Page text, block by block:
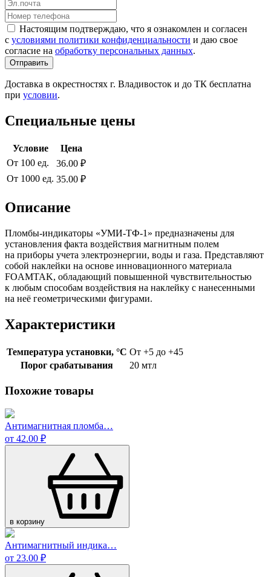
Настоящим подтверждаю, что я ознакомлен и согласен
с условиями политики конфиденциальности и даю свое
согласие на обработку персональных данных.
Отправить
Доставка в окрестностях г. Владивосток и до ТК бесплатна
при условии.
Специальные цены
Условие
Цена
От 100 ед.
36.00 ₽
От 1000 ед. 35.00 ₽
Описание
Пломбы-индикаторы «УМИ-ТФ-1» предназначены для
установления факта воздействия магнитным полем
на приборы учета электроэнергии, воды и газа. Представляют
собой наклейки на основе инновационного материала
FOAMTAK, обладающий повышенной чувствительностью
к любым способам воздействия на наклейку с нанесенными
на неё геометрическими фигурами.
Характеристики
Температура установки, °C От +5 до +45
Порог срабатывания
20 мтл
Похожие товары
Антимагнитная пломба…
от 42.00 ₽
в корзину
Антимагнитный индика…
от 23.00 ₽